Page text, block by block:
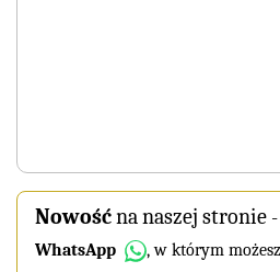
Nowośćna naszej stronie -
WhatsApp
, w którym